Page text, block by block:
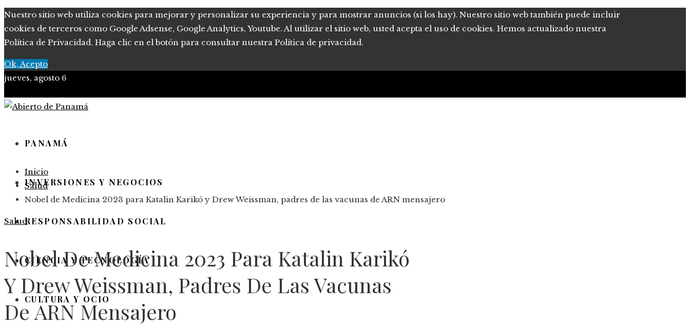
Nuestro sitio web utiliza cookies para mejorar y personalizar su experiencia y para mostrar anuncios (si los hay). Nuestro sitio web también puede incluir
cookies de terceros como Google Adsense, Google Analytics, Youtube. Al utilizar el sitio web, usted acepta el uso de cookies. Hemos actualizado nuestra
Política de Privacidad. Haga clic en el botón para consultar nuestra Política de privacidad.
Ok, Acepto
jueves, agosto 6
PANAMÁ
INVERSIONES Y NEGOCIOS
RESPONSABILIDAD SOCIAL
CIENCIA Y TECNOLOGÍA
CULTURA Y OCIO
Inicio
Salud
Nobel de Medicina 2023 para Katalin Karikó y Drew Weissman, padres de las vacunas de ARN mensajero
Salud
Nobel De Medicina 2023 Para Katalin Karikó
Y Drew Weissman, Padres De Las Vacunas
De ARN Mensajero